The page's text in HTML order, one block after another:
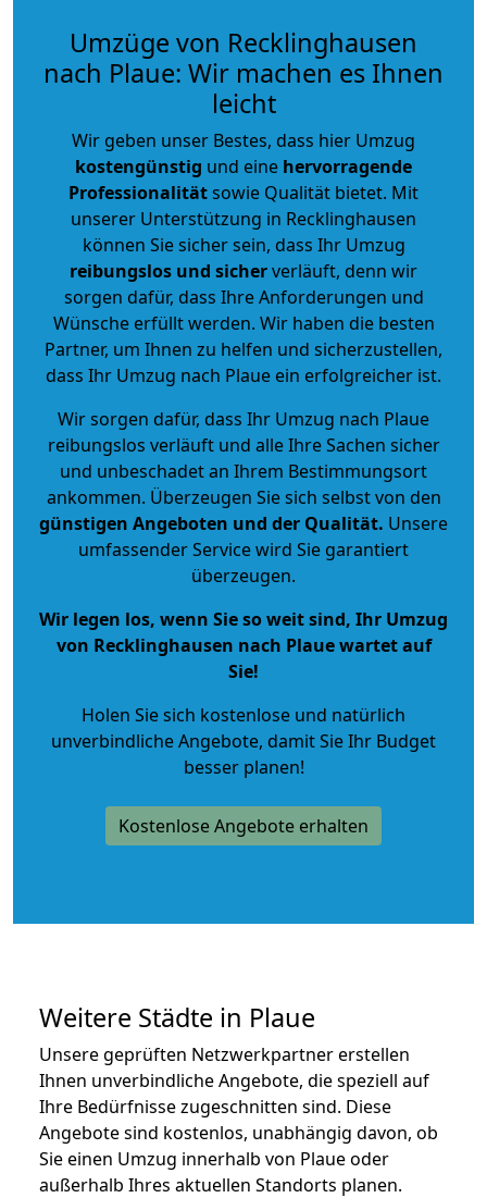
Umzüge von Recklinghausen
nach Plaue: Wir machen es Ihnen
leicht
Wir geben unser Bestes, dass hier Umzug
kostengünstig und eine hervorragende
Professionalitätsowie Qualität bietet. Mit
unserer Unterstützung in Recklinghausen
können Sie sicher sein, dass Ihr Umzug
reibungslos und sicherverläuft, denn wir
sorgen dafür, dass Ihre Anforderungen und
Wünsche erfüllt werden. Wir haben die besten
Partner, um Ihnen zu helfen und sicherzustellen,
dass Ihr Umzug nach Plaue ein erfolgreicher ist.
Wir sorgen dafür, dass Ihr Umzug nach Plaue
reibungslos verläuft und alle Ihre Sachen sicher
und unbeschadet an Ihrem Bestimmungsort
ankommen. Überzeugen Sie sich selbst von den
günstigen Angeboten und der Qualität. Unsere
umfassender Service wird Sie garantiert
überzeugen.
Wir legen los, wenn Sie so weit sind, Ihr Umzug
von Recklinghausen nach Plaue wartet auf
Sie!
Holen Sie sich kostenlose und natürlich
unverbindliche Angebote, damit Sie Ihr Budget
besser planen!
Kostenlose Angebote erhalten
Weitere Städte in Plaue
Unsere geprüften Netzwerkpartner erstellen
Ihnen unverbindliche Angebote, die speziell auf
Ihre Bedürfnisse zugeschnitten sind. Diese
Angebote sind kostenlos, unabhängig davon, ob
Sie einen Umzug innerhalb von Plaue oder
außerhalb Ihres aktuellen Standorts planen.